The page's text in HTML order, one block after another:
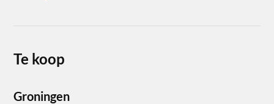
Te koop
Groningen